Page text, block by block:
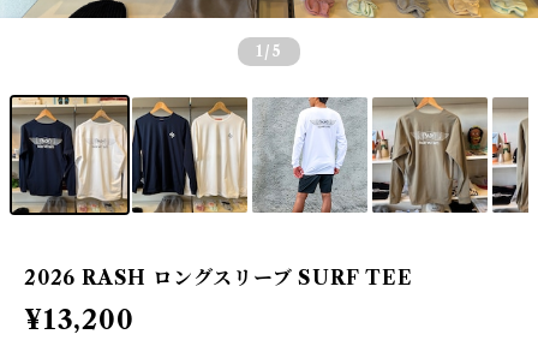
1 /5
2026 RASH ロングスリーブ SURF TEE
¥13,200